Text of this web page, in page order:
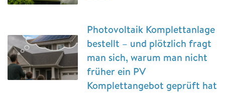
Photovoltaik Komplettanlage
bestellt – und plötzlich fragt
man sich, warum man nicht
früher ein PV
Komplettangebot geprüft hat